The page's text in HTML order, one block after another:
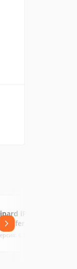
iPod to Mac
Ultimate
6.1.6 (35.19 МБ)